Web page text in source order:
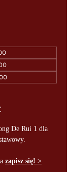
De Rui 1 dla
zapisz się! >